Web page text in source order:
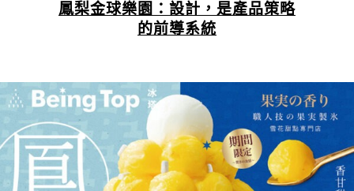
鳳梨金球樂園：設計，是產品策略
的前導系統